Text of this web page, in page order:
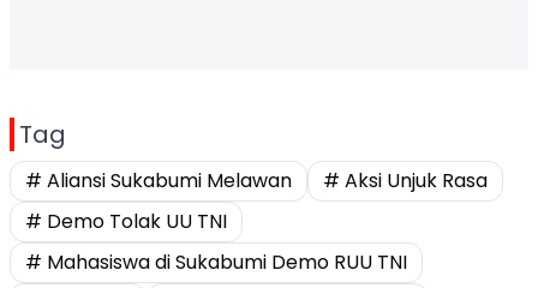
Tag
# Aliansi Sukabumi Melawan
# Aksi Unjuk Rasa
# Demo Tolak UU TNI
# Mahasiswa di Sukabumi Demo RUU TNI